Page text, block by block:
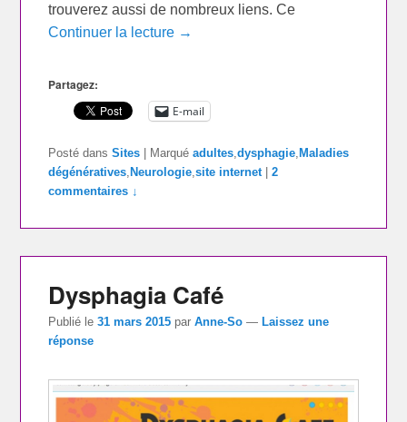
trouverez aussi de nombreux liens. Ce
Continuer la lecture →
Partagez:
E-mail
Posté dans Sites | Marqué adultes ,dysphagie ,Maladies
dégénératives ,Neurologie ,site internet |2
commentaires ↓
Dysphagia Café
Publié le31 mars 2015 parAnne-So — Laissez une
réponse